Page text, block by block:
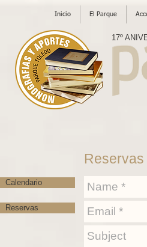
Inicio El Parque
17º
Calendario
Reservas